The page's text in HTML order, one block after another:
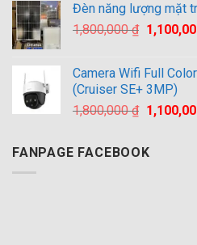
Đèn năng lượng mặt
1,800,000₫ Giá
Camera Wifi Full
(Cruiser SE+ 3MP)
1,800,000₫ Giá
là:
1,800,000
FANPAGE FACEBOOK